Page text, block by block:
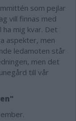
som pejlar
vill finnas med
mig kvar. Det
aspekter, men
ledamoten står
men det
till vår